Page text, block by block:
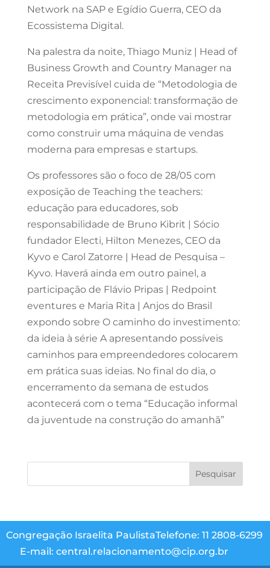
Network na SAP e Egídio Guerra, CEO da
Ecossistema Digital.
Na palestra da noite, Thiago Muniz | Head of
Business Growth and Country Manager na
Receita Previsível cuida de “Metodologia de
crescimento exponencial: transformação de
metodologia em prática”, onde vai mostrar
como construir uma máquina de vendas
moderna para empresas e startups.
Os professores são o foco de 28/05 com
exposição de Teaching the teachers:
educação para educadores, sob
responsabilidade de Bruno Kibrit | Sócio
fundador Electi, Hilton Menezes, CEO da
Kyvo e Carol Zatorre | Head de Pesquisa –
Kyvo. Haverá ainda em outro painel, a
participação de Flávio Pripas | Redpoint
eventures e Maria Rita | Anjos do Brasil
expondo sobre O caminho do investimento:
da ideia à série A apresentando possíveis
caminhos para empreendedores colocarem
em prática suas ideias. No final do dia, o
encerramento da semana de estudos
acontecerá com o tema “Educação informal
da juventude na construção do amanhã”
Congregação Israelita PaulistaTelefone: 11 2808-6299
E-mail: central.relacionamento@cip.org.br